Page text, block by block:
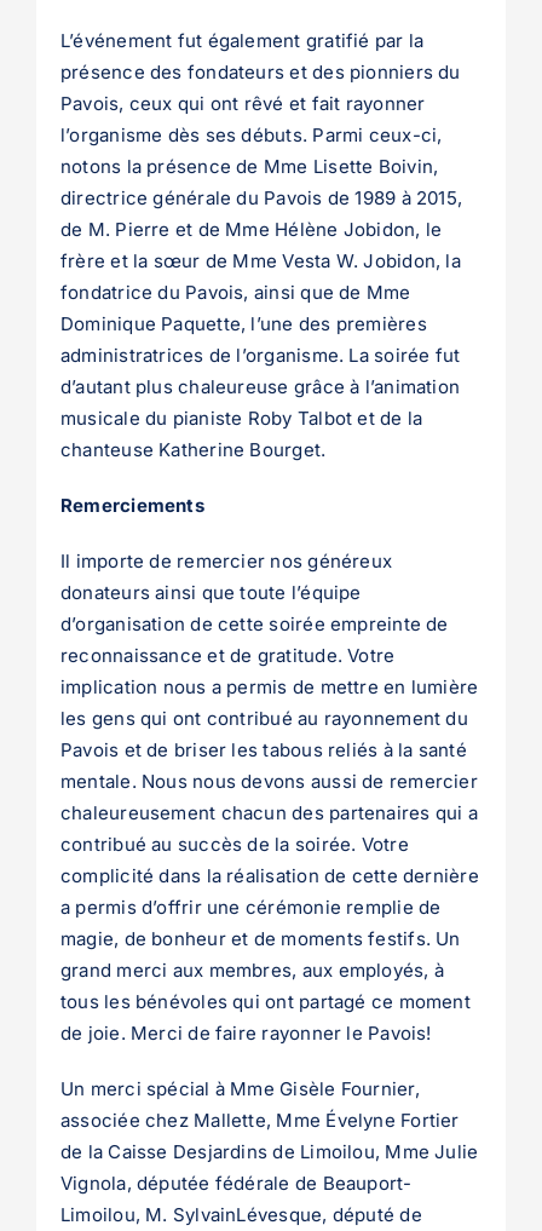
L’événement fut également gratifié par la
présence des fondateurs et des pionniers du
Pavois, ceux qui ont rêvé et fait rayonner
l’organisme dès ses débuts. Parmi ceux-ci,
notons la présence de Mme Lisette Boivin,
directrice générale du Pavois de 1989 à 2015,
de M. Pierre et de Mme Hélène Jobidon, le
frère et la sœur de Mme Vesta W. Jobidon, la
fondatrice du Pavois, ainsi que de Mme
Dominique Paquette, l’une des premières
administratrices de l’organisme. La soirée fut
d’autant plus chaleureuse grâce à l’animation
musicale du pianiste Roby Talbot et de la
chanteuse Katherine Bourget.
Remerciements
Il importe de remercier nos généreux
donateurs ainsi que toute l’équipe
d’organisation de cette soirée empreinte de
reconnaissance et de gratitude. Votre
implication nous a permis de mettre en lumière
les gens qui ont contribué au rayonnement du
Pavois et de briser les tabous reliés à la santé
mentale. Nous nous devons aussi de remercier
chaleureusement chacun des partenaires qui a
contribué au succès de la soirée. Votre
complicité dans la réalisation de cette dernière
a permis d’offrir une cérémonie remplie de
magie, de bonheur et de moments festifs. Un
grand merci aux membres, aux employés, à
tous les bénévoles qui ont partagé ce moment
de joie. Merci de faire rayonner le Pavois!
Un merci spécial à Mme Gisèle Fournier,
associée chez Mallette, Mme Évelyne Fortier
de la Caisse Desjardins de Limoilou, Mme Julie
Vignola, députée fédérale de Beauport-
Limoilou, M. SylvainLévesque, député de